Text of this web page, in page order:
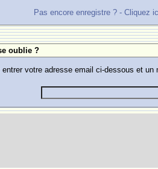
Pas encore enregistre ? - Cliquez
oublie ?
entrer votre adresse email ci-dessous et